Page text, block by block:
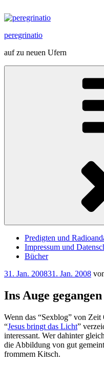
Inhalt
peregrinatio
auf zu neuen Ufern
Predigten und
Impressum und
Bücher
Veröffentlicht
31. Jan. 200831. Jan. 2008
Ins Auge gegangen
Wenn das “Sexblog” von
“Jesus bringt das Licht”
interessant. Wer dahinter
die Abbildung von gut
frommem Kitsch.